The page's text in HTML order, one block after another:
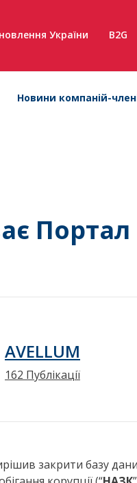
України B2G
Новини компаній-
Портал
AVELLUM
162 Публікації
закрити базу